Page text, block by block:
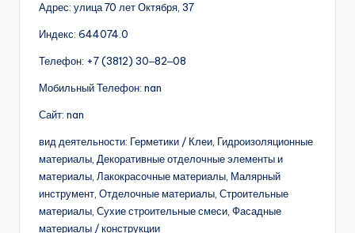
Адрес: улица 70 лет Октября, 37
Индекс: 644074.0
Телефон: +7 (3812) 30‒82‒08
Мобильный Телефон: nan
Сайт: nan
вид деятельности: Герметики / Клеи, Гидроизоляционные
материалы, Декоративные отделочные элементы и
материалы, Лакокрасочные материалы, Малярный
инструмент, Отделочные материалы, Строительные
материалы, Сухие строительные смеси, Фасадные
материалы / конструкции